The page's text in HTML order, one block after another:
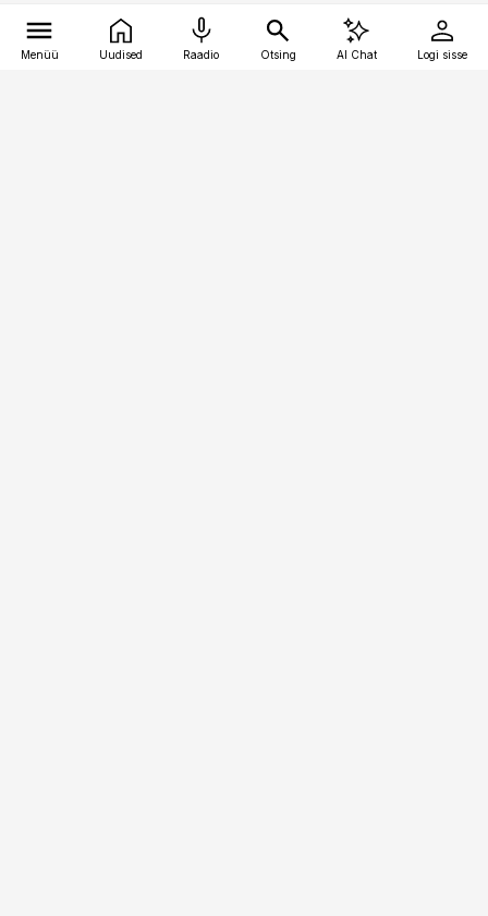
Menüü Uudised Raadio Otsing AI Chat Logi sisse